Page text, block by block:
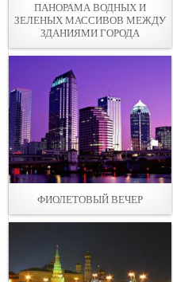
ПАНОРАМА ВОДНЫХ И
ЗЕЛЕНЫХ МАССИВОВ МЕЖДУ
ЗДАНИЯМИ ГОРОДА
ФИОЛЕТОВЫЙ ВЕЧЕР